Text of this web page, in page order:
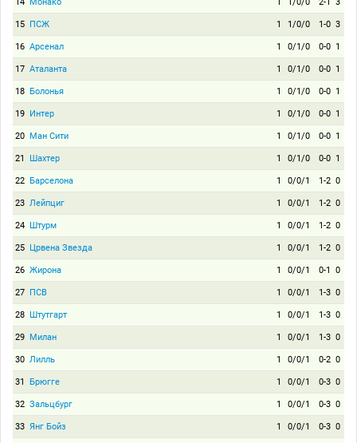
15 ПСЖ 1 1/0/0 1-0 3
16 Арсенал 1 0/1/0 0-0 1
17 Аталанта 1 0/1/0 0-0 1
18 Болонья 1 0/1/0 0-0 1
19 Интер 1 0/1/0 0-0 1
20 Ман Сити 1 0/1/0 0-0 1
21 Шахтер 1 0/1/0 0-0 1
22 Барселона 1 0/0/1 1-2 0
23 Лейпциг 1 0/0/1 1-2 0
24 Штурм 1 0/0/1 1-2 0
25 Црвена Звезда 1 0/0/1 1-2 0
26 Жирона 1 0/0/1 0-1 0
27 ПСВ 1 0/0/1 1-3 0
28 Штутгарт 1 0/0/1 1-3 0
29 Милан 1 0/0/1 1-3 0
30 Лилль 1 0/0/1 0-2 0
31 Брюгге 1 0/0/1 0-3 0
32 Зальцбург 1 0/0/1 0-3 0
33 Янг Бойз 1 0/0/1 0-3 0